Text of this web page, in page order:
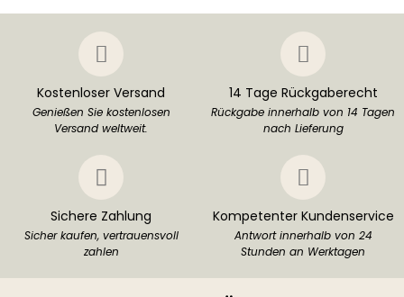
Kostenloser Versand
Genießen Sie kostenlosen
Versand weltweit.
14 Tage Rückgaberecht
Rückgabe innerhalb von 14 Tagen
nach Lieferung
Sichere Zahlung
Sicher kaufen, vertrauensvoll
zahlen
Kompetenter Kundenservice
Antwort innerhalb von 24
Stunden an Werktagen